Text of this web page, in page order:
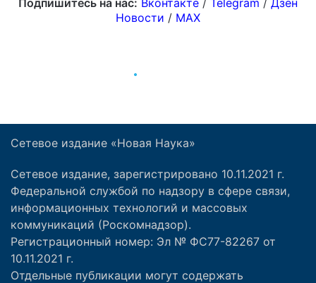
Сетевое издание «Новая Наука»
Сетевое издание, зарегистрировано 10.11.2021 г.
Федеральной службой по надзору в сфере связи,
информационных технологий и массовых
коммуникаций (Роскомнадзор).
Регистрационный номер: Эл № ФС77-82267 от
10.11.2021 г.
Отдельные публикации могут содержать